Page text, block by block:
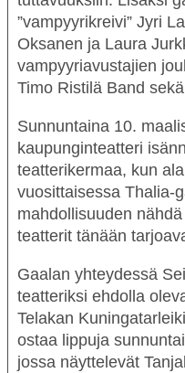
”vampyyrikreivi” Jyri
Oksanen ja Laura
vampyyriavustajien
Timo Ristilä Band
Sunnuntaina 10.
kaupunginteatteri
teatterikermaa, kun
vuosittaisessa Thalia-
mahdollisuuden
teatterit tänään
Gaalan yhteydessä
teatteriksi ehdolla
Telakan
ostaa lippuja
jossa näyttelevät